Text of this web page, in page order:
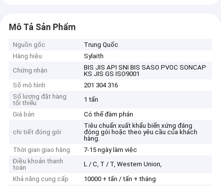
Mô Tả Sản Phẩm
Nguồn gốc
Trung Quốc
Hàng hiệu
Sylaith
Chứng nhận
BIS JIS API SNI BIS SASO PVOC SONCAP
KS JIS GS ISO9001
Số mô hình
201 304 316
Số lượng đặt hàng
tối thiểu
1 tấn
Giá bán
Có thể đàm phán
chi tiết đóng gói
Tiêu chuẩn xuất khẩu biển xứng đáng
đóng gói hoặc theo yêu cầu của khách
hàng.
Thời gian giao hàng
7-15 ngày làm việc
Điều khoản thanh
toán
L / C, T / T, Western Union,
Khả năng cung cấp
10000 + tấn / tấn + tháng